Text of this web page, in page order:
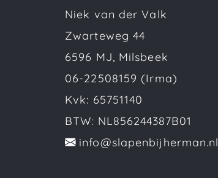
Niek van der Valk
Zwarteweg 44
6596 MJ, Milsbeek
06-22508159 (Irma)
Kvk: 65751140
BTW: NL856244387B01
info@slapenbijherman.nl